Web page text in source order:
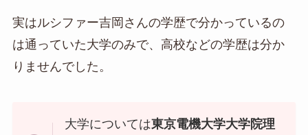
実はルシファー吉岡さんの学歴で分かっているの
は通っていた大学のみで、高校などの学歴は分か
りませんでした。
大学については東京電機大学大学院理